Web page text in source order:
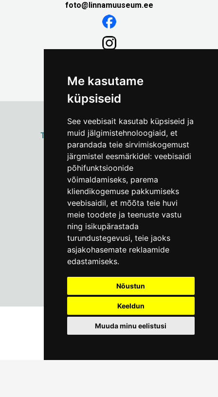
Me kasutame
küpsiseid
See veebisait kasutab küpsiseid ja
muid jälgimistehnoloogiaid, et
parandada teie sirvimiskogemust
järgmistel eesmärkidel: veebisaidi
põhifunktsioonide
võimaldamiseks, parema
kliendikogemuse pakkumiseks
veebisaidil, et mõõta teie huvi
meie toodete ja teenuste vastu
ning isikupärastada
turundustegevusi, teie jaoks
asjakohasemate reklaamide
edastamiseks.
Nõustun
Keeldun
Muuda minu eelistusi
foto@linnamuuseum.ee
ТАЛЛИННСКИЙГОРОДСКОЙ МУЗЕЙ
Vene 17
Пн–Пт 9–17:(+372) 610 4178
info@linnamuuseum.ee